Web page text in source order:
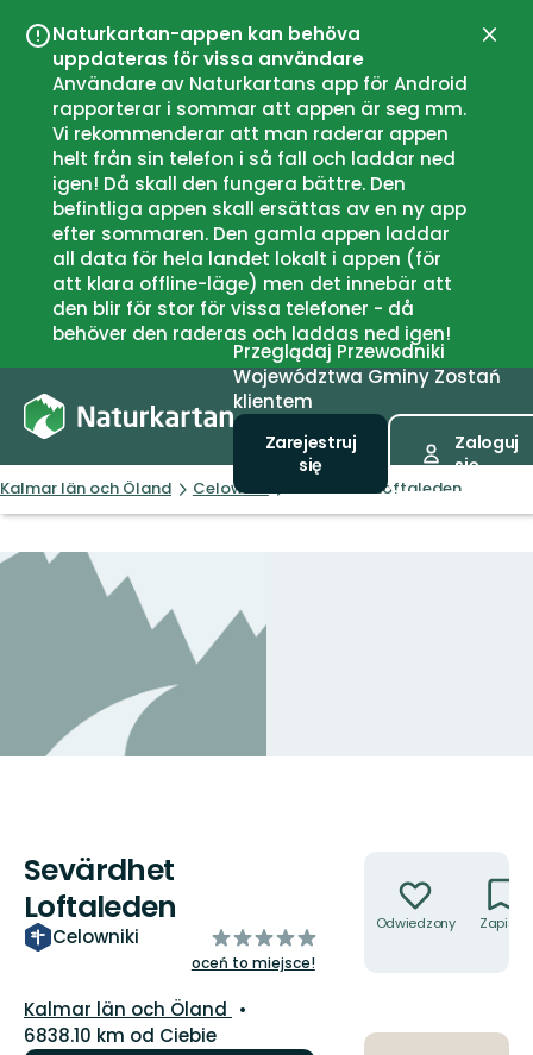
Naturkartan-appen kan behöva
uppdateras för vissa användare
Användare av Naturkartans app för Android
rapporterar i sommar att appen är seg mm.
Vi rekommenderar att man raderar appen
helt från sin telefon i så fall och laddar ned
igen! Då skall den fungera bättre. Den
befintliga appen skall ersättas av en ny app
efter sommaren. Den gamla appen laddar
all data för hela landet lokalt i appen (för
att klara offline-läge) men det innebär att
den blir för stor för vissa telefoner - då
behöver den raderas och laddas ned igen!
Przeglądaj Przewodniki
Województwa Gminy Zostań
klientem
Zarejestruj
się
Zaloguj
się
Kalmar län och Öland Celowniki Sevärdhet Loftaleden
Sevärdhet
Loftaleden
Celowniki
z
5
oceń to miejsce!
Województwo:
Kalmar län och Öland
6838.10 km od Ciebie
Odwiedzony Zapisz